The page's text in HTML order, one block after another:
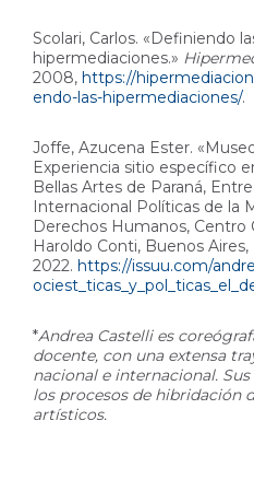
Scolari, Carlos. «Definiendo
hipermediaciones.»
2008, https://
endo-las-hipermediaciones/.
Joffe, Azucena Ester.
Experiencia sitio específico
Bellas Artes de Paraná,
Internacional Políticas de la
Derechos Humanos, Centro
Haroldo Conti, Buenos Aires,
2022. https://issuu.com/
*Andrea Castelli es
docente, con una extensa
nacional e internacional.
los procesos de hibridación
artísticos.